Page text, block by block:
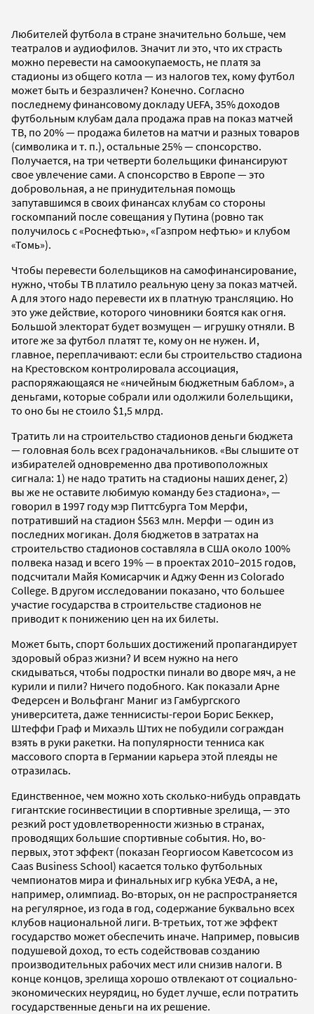
Любителей футбола в стране значительно больше, чем
театралов и аудиофилов. Значит ли это, что их страсть
можно перевести на самоокупаемость, не платя за
стадионы из общего котла — из налогов тех, кому футбол
может быть и безразличен? Конечно. Согласно
последнему финансовому докладу UEFA, 35% доходов
футбольным клубам дала продажа прав на показ матчей
ТВ, по 20% — продажа билетов на матчи и разных товаров
(символика и т. п.), остальные 25% — спонсорство.
Получается, на три четверти болельщики финансируют
свое увлечение сами. А спонсорство в Европе — это
добровольная, а не принудительная помощь
запутавшимся в своих финансах клубам со стороны
госкомпаний после совещания у Путина (ровно так
получилось с «Роснефтью», «Газпром нефтью» и клубом
«Томь»).
Чтобы перевести болельщиков на самофинансирование,
нужно, чтобы ТВ платило реальную цену за показ матчей.
А для этого надо перевести их в платную трансляцию. Но
это уже действие, которого чиновники боятся как огня.
Большой электорат будет возмущен — игрушку отняли. В
итоге же за футбол платят те, кому он не нужен. И,
главное, переплачивают: если бы строительство стадиона
на Крестовском контролировала ассоциация,
распоряжающаяся не «ничейным бюджетным баблом», а
деньгами, которые собрали или одолжили болельщики,
то оно бы не стоило $1,5 млрд.
Тратить ли на строительство стадионов деньги бюджета
— головная боль всех градоначальников. «Вы слышите от
избирателей одновременно два противоположных
сигнала: 1) не надо тратить на стадионы наших денег, 2)
вы же не оставите любимую команду без стадиона», —
говорил в 1997 году мэр Питтсбурга Том Мерфи,
потративший на стадион $563 млн. Мерфи — один из
последних могикан. Доля бюджетов в затратах на
строительство стадионов составляла в США около 100%
полвека назад и всего 19% — в проектах 2010–2015 годов,
подсчитали Майя Комисарчик и Аджу Фенн из Colorado
College. В другом исследовании показано, что большее
участие государства в строительстве стадионов не
приводит к понижению цен на их билеты.
Может быть, спорт больших достижений пропагандирует
здоровый образ жизни? И всем нужно на него
скидываться, чтобы подростки пинали во дворе мяч, а не
курили и пили? Ничего подобного. Как показали Арне
Федерсен и Вольфганг Маниг из Гамбургского
университета, даже теннисисты-герои Борис Беккер,
Штеффи Граф и Михаэль Штих не побудили сограждан
взять в руки ракетки. На популярности тенниса как
массового спорта в Германии карьера этой плеяды не
отразилась.
Единственное, чем можно хоть сколько-нибудь оправдать
гигантские госинвестиции в спортивные зрелища, — это
резкий рост удовлетворенности жизнью в странах,
проводящих большие спортивные события. Но, во-
первых, этот эффект (показан Георгиосом Каветсосом из
Caas Business School) касается только футбольных
чемпионатов мира и финальных игр кубка УЕФА, а не,
например, олимпиад. Во-вторых, он не распространяется
на регулярное, из года в год, содержание буквально всех
клубов национальной лиги. В-третьих, тот же эффект
государство может обеспечить иначе. Например, повысив
подушевой доход, то есть содействовав созданию
производительных рабочих мест или снизив налоги. В
конце концов, зрелища хорошо отвлекают от социально-
экономических неурядиц, но будет лучше, если потратить
государственные деньги на их решение.